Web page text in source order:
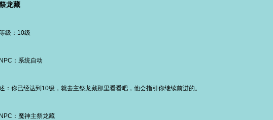
龙藏
：10级
：系统自动
你已经达到10级，就去主祭龙藏那里看看吧，他会指引你继续前进的。
：魔神主祭龙藏